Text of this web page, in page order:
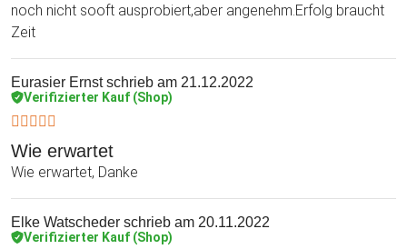
noch nicht sooft ausprobiert,aber angenehm.Erfolg braucht
Zeit
Eurasier Ernstschrieb am 21.12.2022
Verifizierter Kauf (Shop)
Wie erwartet
Wie erwartet, Danke
Elke Watscheder schrieb am 20.11.2022
Verifizierter Kauf (Shop)